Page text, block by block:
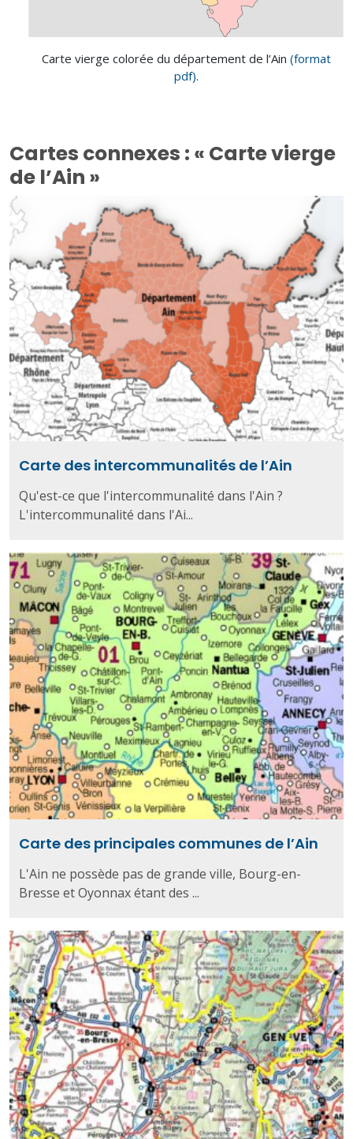
Carte vierge colorée du département de l’Ain (format
pdf).
Cartes connexes : « Carte vierge
de l’Ain »
Carte des intercommunalités de l’Ain
Qu'est-ce que l'intercommunalité dans l'Ain ?
L'intercommunalité dans l'Ai...
Carte des principales communes de l’Ain
L'Ain ne possède pas de grande ville, Bourg-en-
Bresse et Oyonnax étant des ...